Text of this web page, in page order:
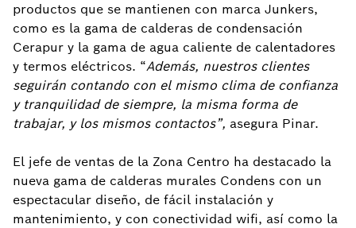
productos que se mantienen con marca Junkers,
como es la gama de calderas de condensación
Cerapur y la gama de agua caliente de calentadores
y termos eléctricos. “Además, nuestros clientes
seguirán contando con el mismo clima de confianza
y tranquilidad de siempre, la misma forma de
trabajar, y los mismos contactos”, asegura Pinar.
El jefe de ventas de la Zona Centro ha destacado la
nueva gama de calderas murales Condens con un
espectacular diseño, de fácil instalación y
mantenimiento, y con conectividad wifi, así como la